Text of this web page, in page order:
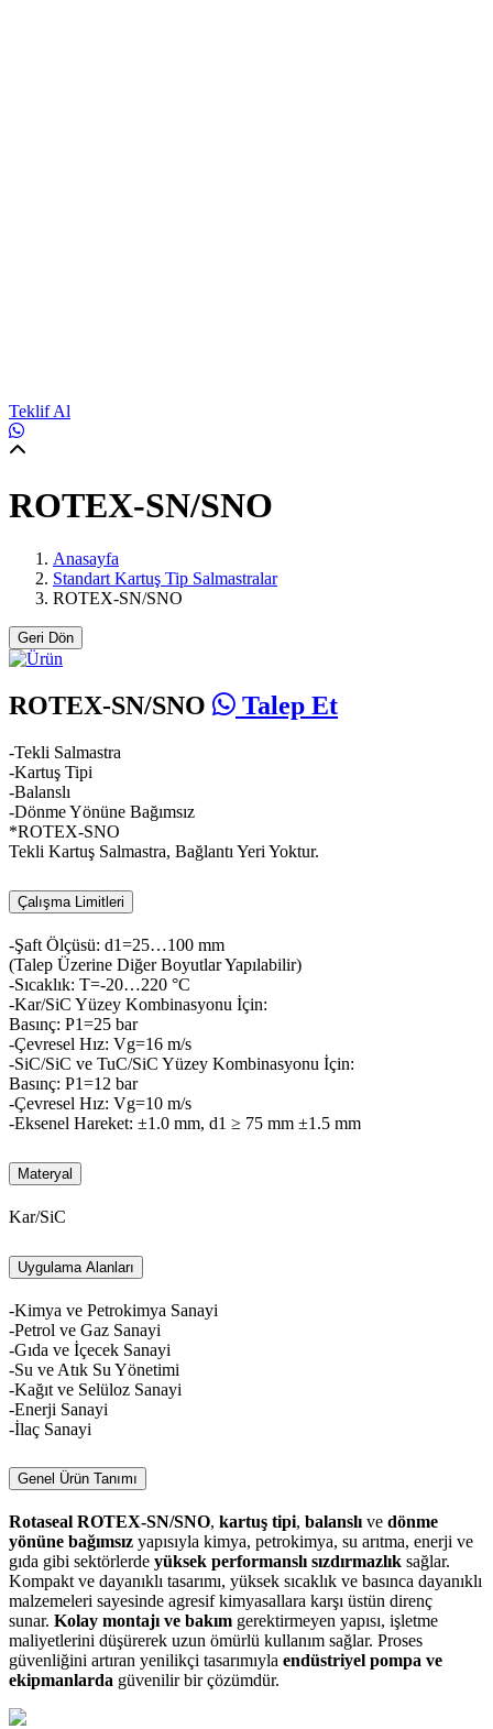
Teklif Al
ROTEX-SN/SNO
Anasayfa
Standart Kartuş Tip Salmastralar
ROTEX-SN/SNO
Geri Dön
ROTEX-SN/SNO Talep Et
-Tekli Salmastra
-Kartuş Tipi
-Balanslı
-Dönme Yönüne Bağımsız
*ROTEX-SNO
Tekli Kartuş Salmastra, Bağlantı Yeri Yoktur.
Çalışma Limitleri
-Şaft Ölçüsü: d1=25…100 mm
(Talep Üzerine Diğer Boyutlar Yapılabilir)
-Sıcaklık: T=-20…220 °C
-Kar/SiC Yüzey Kombinasyonu İçin:
Basınç: P1=25 bar
-Çevresel Hız: Vg=16 m/s
-SiC/SiC ve TuC/SiC Yüzey Kombinasyonu İçin:
Basınç: P1=12 bar
-Çevresel Hız: Vg=10 m/s
-Eksenel Hareket: ±1.0 mm, d1 ≥ 75 mm ±1.5 mm
Materyal
Kar/SiC
Uygulama Alanları
-Kimya ve Petrokimya Sanayi
-Petrol ve Gaz Sanayi
-Gıda ve İçecek Sanayi
-Su ve Atık Su Yönetimi
-Kağıt ve Selüloz Sanayi
-Enerji Sanayi
-İlaç Sanayi
Genel Ürün Tanımı
Rotaseal ROTEX-SN/SNO, kartuş tipi, balanslı ve dönme
yönüne bağımsız yapısıyla kimya, petrokimya, su arıtma, enerji ve
gıda gibi sektörlerde yüksek performanslı sızdırmazlık sağlar.
Kompakt ve dayanıklı tasarımı, yüksek sıcaklık ve basınca dayanıklı
malzemeleri sayesinde agresif kimyasallara karşı üstün direnç
sunar. Kolay montajı ve bakım gerektirmeyen yapısı, işletme
maliyetlerini düşürerek uzun ömürlü kullanım sağlar. Proses
güvenliğini artıran yenilikçi tasarımıyla endüstriyel pompa ve
ekipmanlarda güvenilir bir çözümdür.